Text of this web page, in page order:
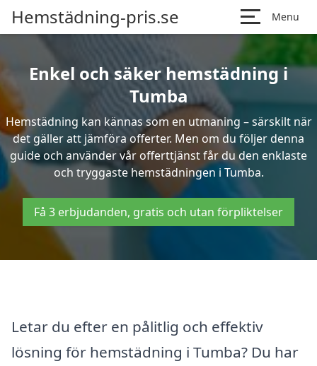
Hemstädning-pris.se Menu
Enkel och säker hemstädning i
Tumba
Hemstädning kan kännas som en utmaning – särskilt när
det gäller att jämföra offerter. Men om du följer denna
guide och använder vår offerttjänst får du den enklaste
och tryggaste hemstädningen i Tumba.
Få 3 erbjudanden, gratis och utan förpliktelser
Letar du efter en pålitlig och effektiv
lösning för hemstädning i Tumba? Du har